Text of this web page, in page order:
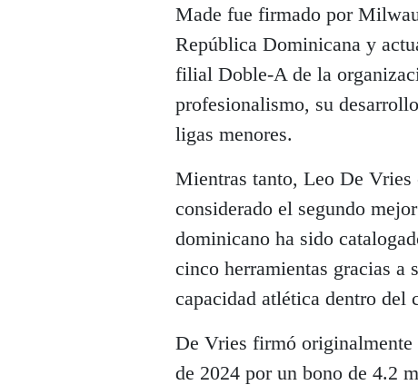
Made fue firmado por
República Dominicana y
filial Doble-A de la
profesionalismo, su
ligas menores.
Mientras tanto, Leo De Vries
considerado el segundo
dominicano ha sido
cinco herramientas gracias
capacidad atlética dentro del
De Vries firmó originalmente
de 2024 por un bono de 4.2